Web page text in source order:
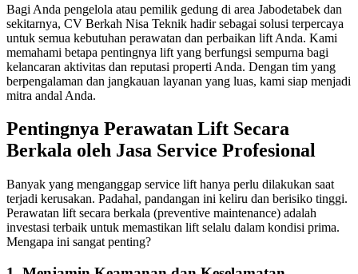
Bagi Anda pengelola atau pemilik gedung di area Jabodetabek dan
sekitarnya, CV Berkah Nisa Teknik hadir sebagai solusi terpercaya
untuk semua kebutuhan perawatan dan perbaikan lift Anda. Kami
memahami betapa pentingnya lift yang berfungsi sempurna bagi
kelancaran aktivitas dan reputasi properti Anda. Dengan tim yang
berpengalaman dan jangkauan layanan yang luas, kami siap menjadi
mitra andal Anda.
Pentingnya Perawatan Lift Secara
Berkala oleh Jasa Service Profesional
Banyak yang menganggap service lift hanya perlu dilakukan saat
terjadi kerusakan. Padahal, pandangan ini keliru dan berisiko tinggi.
Perawatan lift secara berkala (preventive maintenance) adalah
investasi terbaik untuk memastikan lift selalu dalam kondisi prima.
Mengapa ini sangat penting?